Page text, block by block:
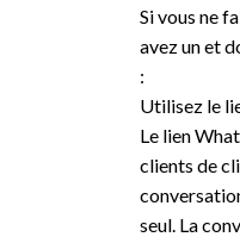
Si vous ne
avez un et
:
Utilisez le
Le lien
clients de
seul. La